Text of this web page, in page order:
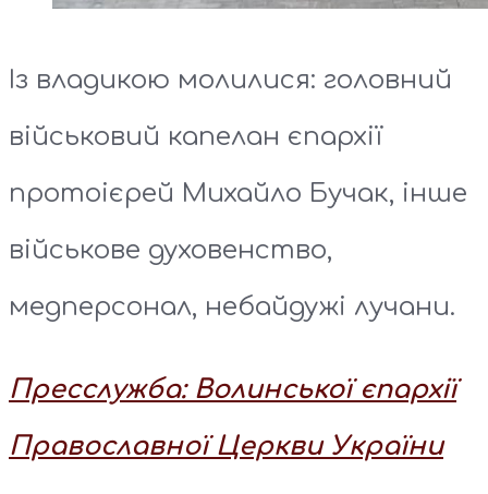
Із владикою молилися: головний
військовий капелан єпархії
протоієрей Михайло Бучак, інше
військове духовенство,
медперсонал, небайдужі лучани.
Пресслужба: Волинської єпархії
Православної Церкви України